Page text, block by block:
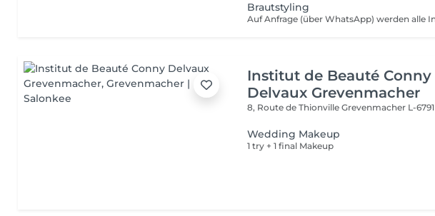
Brautstyling
Institut de Beauté Conny
Delvaux Grevenmacher
8, Route de ThionvilleGrevenmacher L-6791
Wedding Makeup
1 try + 1 final Makeup